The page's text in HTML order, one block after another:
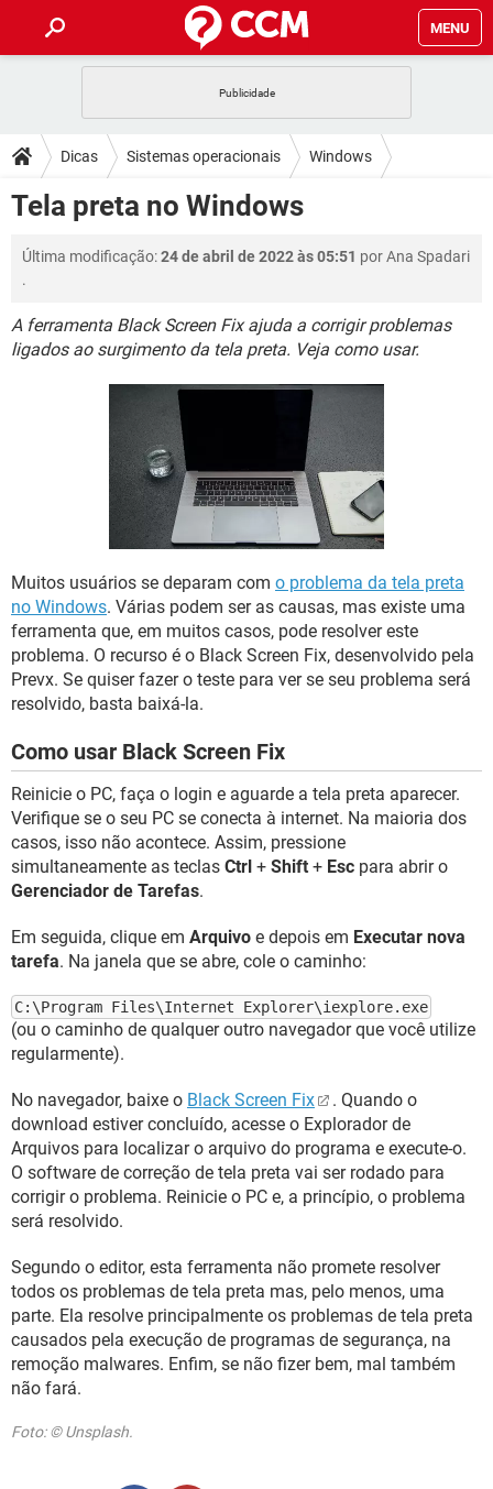
MENU
CELULAR FACEBOOK
OUTLOOK EXCEL
DICAS
JOGOS WHATSAPP
CELULAR FACEBOOK
OUTLOOK EXCEL
GUIA DE COMPRAS
DOWNLOADS
INSTAGRAM GMAIL
GUIA DE COMPRAS
FÓRUM
CELULAR FACEBOOK
GUIA DE COMPRAS
JOGOS WHATSAPP
FACEBOOK
GUIA DE COMPRAS
Dicas Sistemas operacionais Windows
Tela preta no Windows
Última modificação:24 de abril de 2022 às 05:51 porAna Spadari
.
A ferramenta Black Screen Fix ajuda a corrigir problemas
ligados ao surgimento da tela preta. Veja como usar.
Muitos usuários se deparam com o problema da tela preta
no Windows. Várias podem ser as causas, mas existe uma
ferramenta que, em muitos casos, pode resolver este
problema. O recurso é o Black Screen Fix, desenvolvido pela
Prevx. Se quiser fazer o teste para ver se seu problema será
resolvido, basta baixá-la.
Como usar Black Screen Fix
Reinicie o PC, faça o login e aguarde a tela preta aparecer.
Verifique se o seu PC se conecta à internet. Na maioria dos
casos, isso não acontece. Assim, pressione
simultaneamente as teclas Ctrl + Shift + Esc para abrir o
Gerenciador de Tarefas.
Em seguida, clique em Arquivo e depois em Executar nova
tarefa. Na janela que se abre, cole o caminho:
C:\Program Files\Internet Explorer\iexplore.exe
(ou o caminho de qualquer outro navegador que você utilize
regularmente).
No navegador, baixe o Black Screen Fix
. Quando o
download estiver concluído, acesse o Explorador de
Arquivos para localizar o arquivo do programa e execute-o.
O software de correção de tela preta vai ser rodado para
corrigir o problema. Reinicie o PC e, a princípio, o problema
será resolvido.
Segundo o editor, esta ferramenta não promete resolver
todos os problemas de tela preta mas, pelo menos, uma
parte. Ela resolve principalmente os problemas de tela preta
causados pela execução de programas de segurança, na
remoção malwares. Enfim, se não fizer bem, mal também
não fará.
Foto: © Unsplash.